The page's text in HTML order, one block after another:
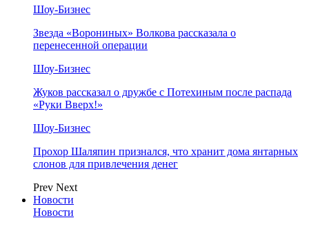
Шоу-Бизнес
Звезда «Ворониных» Волкова рассказала о
перенесенной операции
Шоу-Бизнес
Жуков рассказал о дружбе с Потехиным после распада
«Руки Вверх!»
Шоу-Бизнес
Прохор Шаляпин признался, что хранит дома янтарных
слонов для привлечения денег
Prev Next
Новости
Новости